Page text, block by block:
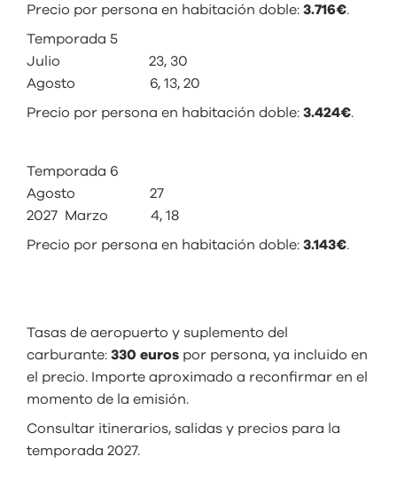
Precio por persona en habitación doble: 3.716€.
Temporada 5
Julio 23, 30
Agosto 6, 13, 20
Precio por persona en habitación doble: 3.424€.
Temporada 6
Agosto 27
2027 Marzo 4, 18
Precio por persona en habitación doble: 3.143€.
Tasas de aeropuerto y suplemento del
carburante: 330 euros por persona, ya incluido en
el precio. Importe aproximado a reconfirmar en el
momento de la emisión.
Consultar itinerarios, salidas y precios para la
temporada 2027.